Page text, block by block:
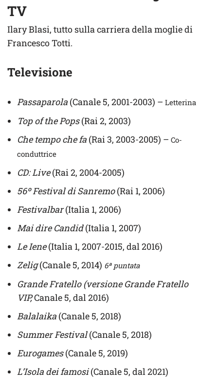
TV
Ilary Blasi, tutto sulla carriera della moglie di
Francesco Totti.
Televisione
Passaparola (Canale 5, 2001-2003) – Letterina
Top of the Pops(Rai 2, 2003)
Che tempo che fa (Rai 3, 2003-2005) – Co-
conduttrice
CD: Live(Rai 2, 2004-2005)
56º Festival di Sanremo(Rai 1, 2006)
Festivalbar(Italia 1, 2006)
Mai dire Candid(Italia 1, 2007)
Le Iene(Italia 1, 2007-2015, dal 2016)
Zelig(Canale 5, 2014) 6ª puntata
Grande Fratello (versione Grande Fratello
VIP,Canale 5, dal 2016)
Balalaika (Canale 5, 2018)
SummerFestival(Canale 5, 2018)
Eurogames(Canale 5, 2019)
L’Isola dei famosi(Canale 5, dal 2021)